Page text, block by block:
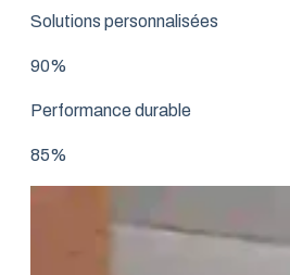
Solutions personnalisées
90%
Performance durable
85%